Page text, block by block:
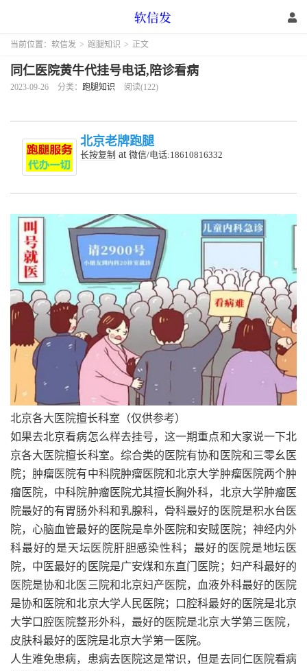
当前位置： 软信发 > 跑腿知识 > 正文
同仁医院黄牛代挂号电话,陪诊看病
2023-09-26 分类： 跑腿知识 阅读(122)
北京老牌跑腿
长按复制 at 微信/电话:18610816332
北京各大医院擅长科室（仅供参考）
如果去北京看病怎么样去挂号，这一期重点和大家说一下北
京各大医院擅长科室。综合类的医院有协和医院和三零幺医
院；肿瘤医院有中科院肿瘤医院和北京大学肿瘤医院两个肿
瘤医院，中科院肿瘤医院尤其擅长胸外科，北京大学肿瘤医
院最好的有胃肠外科和乳腺科，骨科最好的医院是积水台医
院，心脑血管最好的医院是阜外医院和安贼医院；神经内外
科最好的是天坛医院肝胆感染性科；最好的医院是地坛医
院，中医最好的医院是广安煤和东直门医院；妇产科最好的
医院是协和北医三院和北京妇产医院，血液外科最好的医院
是协和医院和北京大学人民医院；口腔科最好的医院是北京
大学口腔医院整形外科，最好的医院是北京大学第三医院，
皮肤科最好的医院是北京大学第一医院。
人生难免患病，患病去医院这是常识，但是去同仁医院看病